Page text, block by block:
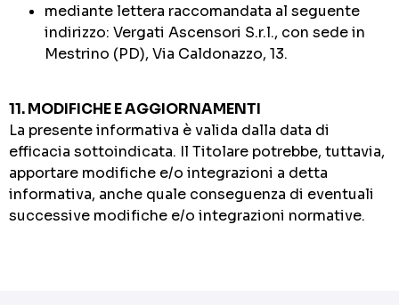
mediante lettera raccomandata al seguente
indirizzo: Vergati Ascensori S.r.l., con sede in
Mestrino (PD), Via Caldonazzo, 13.
11. MODIFICHE E AGGIORNAMENTI
La presente informativa è valida dalla data di
efficacia sottoindicata. Il Titolare potrebbe, tuttavia,
apportare modifiche e/o integrazioni a detta
informativa, anche quale conseguenza di eventuali
successive modifiche e/o integrazioni normative.